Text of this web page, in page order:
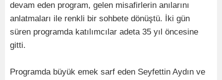
devam eden program, gelen misafirlerin anılarını
anlatmaları ile renkli bir sohbete dönüştü. İki gün
süren programda katılımcılar adeta 35 yıl öncesine
gitti.
Programda büyük emek sarf eden Seyfettin Aydın ve